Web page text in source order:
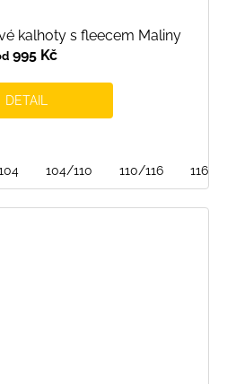
kalhoty s fleecem Maliny
995 Kč
DETAIL
104/110 110/116 116/